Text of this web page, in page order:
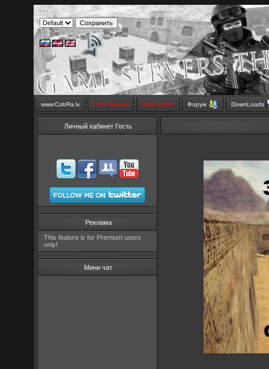
www.CobRa.lv LIVE Stream SMS SHOP Форум DownLoads
Личный кабинет Гость
Реклама
This feature is for Premium users
only!
Мини чат